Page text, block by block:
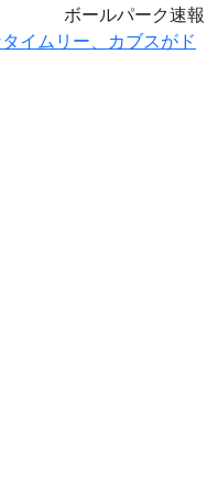
ボールパーク速報
イムリー、カブスがド